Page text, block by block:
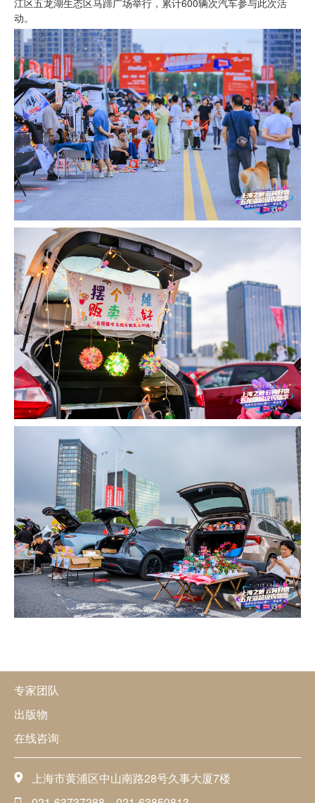
动。
专家团队
出版物
在线咨询
上海市黄浦区中山南路28号久事大厦7楼